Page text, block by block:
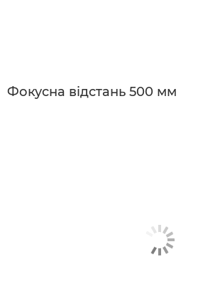
Фокусна відстань 500 мм